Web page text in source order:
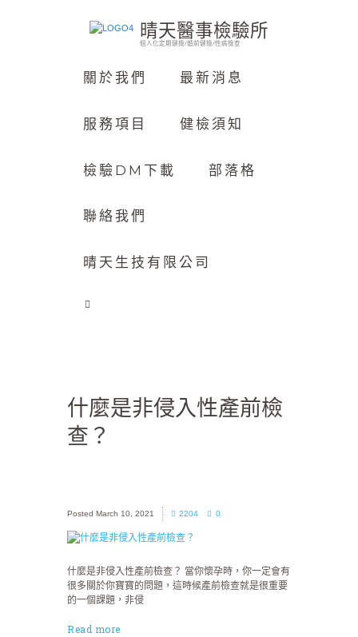
晴天醫事檢驗所
個人化定期健檢/婚前健檢/性病檢查
關於我們 最新消息
服務項目 健檢須知
檢驗DM下載 部落格
聯絡我們
晴天生技有限公司
什麼是非侵入性產前檢
查？
March 10, 2021 2204 0
什麼是非侵入性產前檢查？ 當你懷孕時，你一定會有
很多關於你寶寶的問題，這時候產前檢查就是很重要
的一個課題，非侵
Read more